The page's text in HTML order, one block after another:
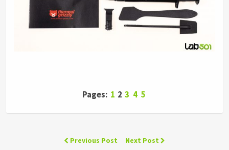
Pages: 1 2 3 4 5
Previous Post Next Post